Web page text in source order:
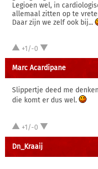
Legioen wel, in
allemaal zitten op te
Daar zijn we zelf ook bij...
+1/-0
Marc Acardipane
Slippertje deed me
die komt er dus wel.
+1/-0
Dn_Kraaij